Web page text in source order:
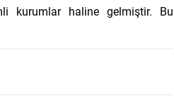
kurumlar haline gelmiştir. Bu